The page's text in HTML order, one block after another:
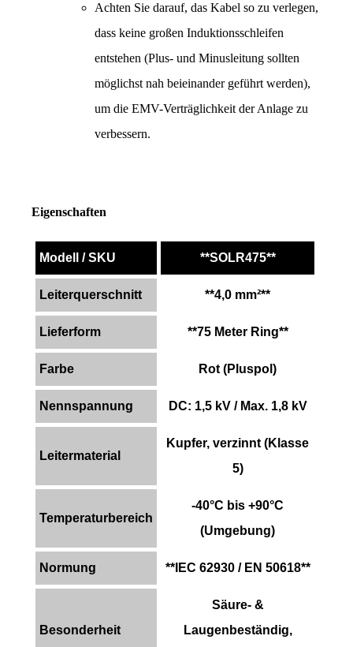
Achten Sie darauf, das Kabel so zu verlegen,
dass keine großen Induktionsschleifen
entstehen (Plus- und Minusleitung sollten
möglichst nah beieinander geführt werden),
um die EMV-Verträglichkeit der Anlage zu
verbessern.
Eigenschaften
Modell / SKU **SOLR475**
Leiterquerschnitt **4,0 mm²**
Lieferform **75 Meter Ring**
Farbe Rot (Pluspol)
Nennspannung DC: 1,5 kV / Max. 1,8 kV
Leitermaterial
Kupfer, verzinnt (Klasse
5)
Temperaturbereich
-40°C bis +90°C
(Umgebung)
Normung **IEC 62930 / EN 50618**
Besonderheit
Säure- &
Laugenbeständig,